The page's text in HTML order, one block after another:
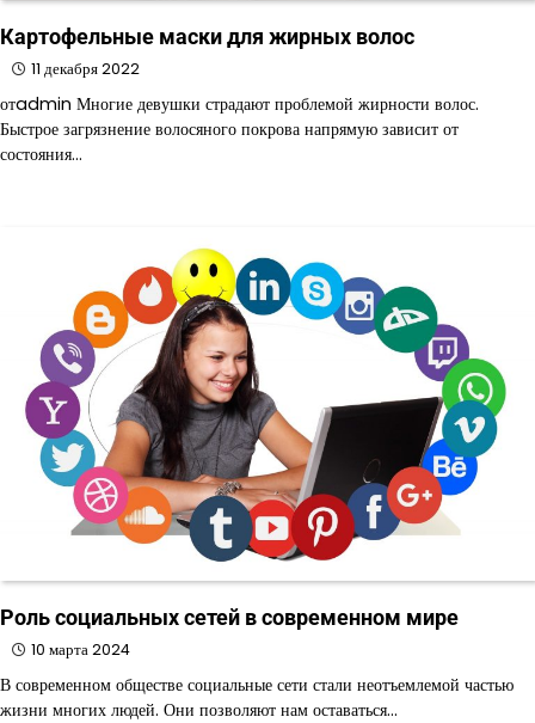
Картофельные маски для жирных волос
11 декабря 2022
отadmin Многие девушки страдают проблемой жирности волос.
Быстрое загрязнение волосяного покрова напрямую зависит от
состояния…
Роль социальных сетей в современном мире
10 марта 2024
В современном обществе социальные сети стали неотъемлемой частью
жизни многих людей. Они позволяют нам оставаться…